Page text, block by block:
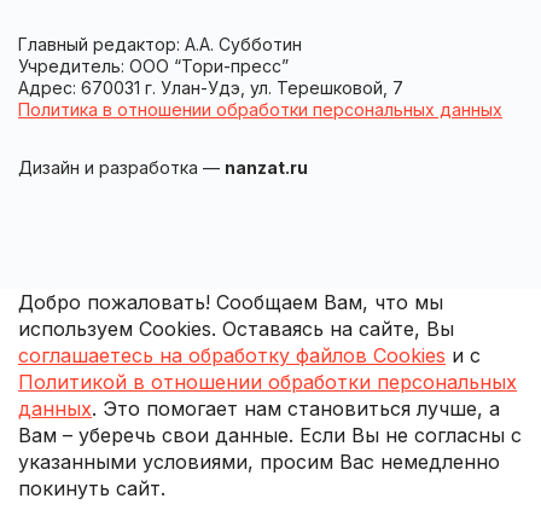
Главный редактор: А.А. Субботин
Учредитель: ООО “Тори-пресс”
Адрес: 670031 г. Улан-Удэ, ул. Терешковой, 7
Политика в отношении обработки персональных данных
Дизайн и разработка — nanzat.ru
Добро пожаловать! Сообщаем Вам, что мы
используем Cookies. Оставаясь на сайте, Вы
соглашаетесь на обработку файлов Cookies и с
Политикой в отношении обработки персональных
данных. Это помогает нам становиться лучше, а
Вам – уберечь свои данные. Если Вы не согласны с
указанными условиями, просим Вас немедленно
покинуть сайт.